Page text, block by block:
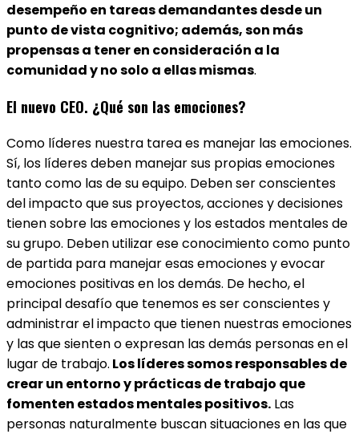
desempeño en tareas demandantes desde un
punto de vista cognitivo; además, son más
propensas a tener en consideración a la
comunidad y no solo a ellas mismas.
El nuevo CEO. ¿Qué son las emociones?
Como líderes nuestra tarea es manejar las emociones.
Sí, los líderes deben manejar sus propias emociones
tanto como las de su equipo. Deben ser conscientes
del impacto que sus proyectos, acciones y decisiones
tienen sobre las emociones y los estados mentales de
su grupo. Deben utilizar ese conocimiento como punto
de partida para manejar esas emociones y evocar
emociones positivas en los demás. De hecho, el
principal desafío que tenemos es ser conscientes y
administrar el impacto que tienen nuestras emociones
y las que sienten o expresan las demás personas en el
lugar de trabajo. Los líderes somos responsables de
crear un entorno y prácticas de trabajo que
fomenten estados mentales positivos. Las
personas naturalmente buscan situaciones en las que